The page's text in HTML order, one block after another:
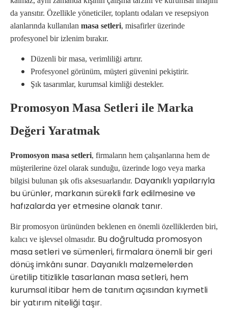
da yansıtır. Özellikle yöneticiler, toplantı odaları ve resepsiyon
alanlarında kullanılan masa setleri, misafirler üzerinde
profesyonel bir izlenim bırakır.
Düzenli bir masa, verimliliği artırır.
Profesyonel görünüm, müşteri güvenini pekiştirir.
Şık tasarımlar, kurumsal kimliği destekler.
Promosyon Masa Setleri ile Marka
Değeri Yaratmak
Promosyon masa setleri, firmaların hem çalışanlarına hem de
müşterilerine özel olarak sunduğu, üzerinde logo veya marka
bilgisi bulunan şık ofis aksesuarlarıdır. Dayanıklı yapılarıyla
bu ürünler, markanın sürekli fark edilmesine ve
hafızalarda yer etmesine olanak tanır.
Bir promosyon ürününden beklenen en önemli özelliklerden biri,
kalıcı ve işlevsel olmasıdır. Bu doğrultuda promosyon
masa setleri ve sümenleri, firmalara önemli bir geri
dönüş imkânı sunar. Dayanıklı malzemelerden
üretilip titizlikle tasarlanan masa setleri, hem
kurumsal itibar hem de tanıtım açısından kıymetli
bir yatırım niteliği taşır.